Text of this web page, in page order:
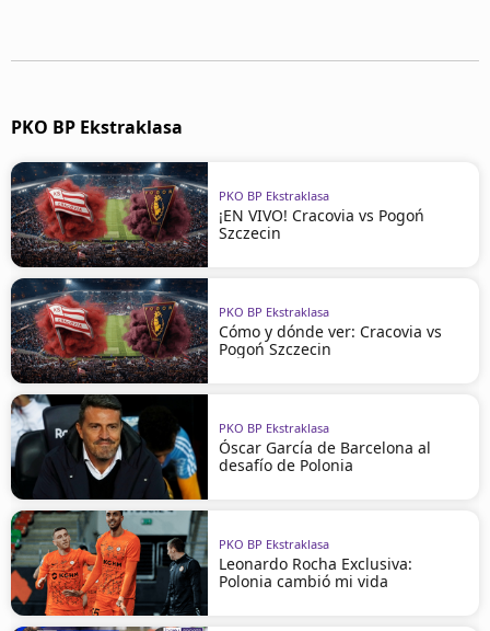
PKO BP Ekstraklasa
PKO BP Ekstraklasa
¡EN VIVO! Cracovia vs Pogoń
Szczecin
PKO BP Ekstraklasa
Cómo y dónde ver: Cracovia vs
Pogoń Szczecin
PKO BP Ekstraklasa
Óscar García de Barcelona al
desafío de Polonia
PKO BP Ekstraklasa
Leonardo Rocha Exclusiva:
Polonia cambió mi vida